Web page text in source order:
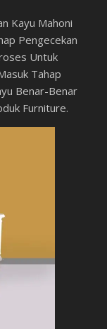
Kayu Mahoni
Pengecekan
Untuk
Tahap
Benar-Benar
Furniture.